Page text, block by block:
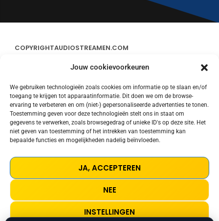
Jouw cookievoorkeuren
We gebruiken technologieën zoals cookies om informatie op te slaan en/of
toegang te krijgen tot apparaatinformatie. Dit doen we om de browse-
ervaring te verbeteren en om (niet-) gepersonaliseerde advertenties te tonen.
Toestemming geven voor deze technologieën stelt ons in staat om
gegevens te verwerken, zoals browsegedrag of unieke ID's op deze site. Het
niet geven van toestemming of het intrekken van toestemming kan
bepaalde functies en mogelijkheden nadelig beïnvloeden.
JA, ACCEPTEREN
NEE
INSTELLINGEN
COPYRIGHTAUDIOSTREAMEN.COM
CONTACT
STREAMS
COOKIE POLICY (EU)